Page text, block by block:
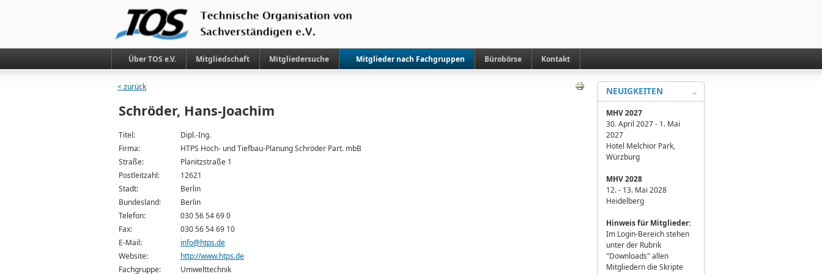
Über TOS e.V. Mitgliedschaft Mitgliedersuche Mitglieder nach Fachgruppen Bürobörse Kontakt
< zurück
Schröder, Hans-Joachim
Titel:
Dipl.-Ing.
Firma:
HTPS Hoch- und Tiefbau-Planung Schröder Part. mbB
Straße:
Planitzstraße 1
Postleitzahl:
12621
Stadt:
Berlin
Bundesland:
Berlin
Telefon:
030 56 54 69 0
Fax:
030 56 54 69 10
E-Mail:
info@htps.de
Website:
http://www.htps.de
Fachgruppe:
Umwelttechnik
NEUIGKEITEN
MHV 2027
30. April 2027 - 1. Mai
2027
Hotel Melchior Park,
Würzburg
MHV 2028
12. - 13. Mai 2028
Heidelberg
Hinweis für Mitglieder:
Im Login-Bereich stehen
unter der Rubrik
"Downloads" allen
Mitgliedern die Skripte